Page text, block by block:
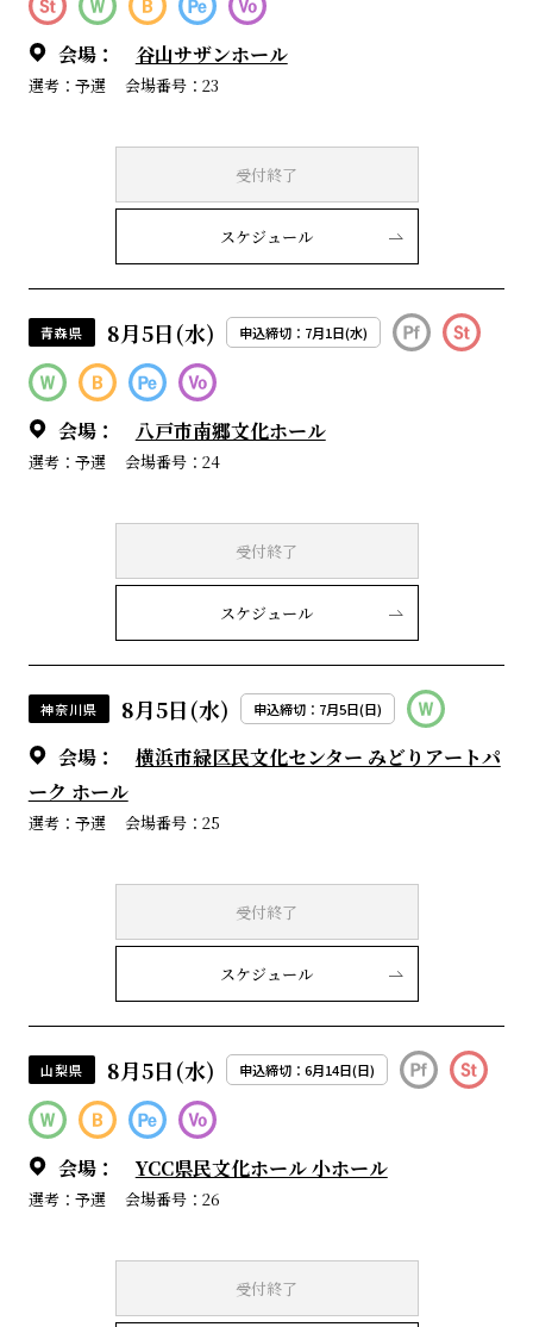
会場： 谷山サザンホール
選考：予選 会場番号：23
受付終了
スケジュール
青森県 8月5日(水) 申込締切：7月1日(水)
会場： 八戸市南郷文化ホール
選考：予選 会場番号：24
受付終了
スケジュール
神奈川県 8月5日(水) 申込締切：7月5日(日)
会場：
横浜市緑区民文化センター みどりアートパ
ーク ホール
選考：予選 会場番号：25
受付終了
スケジュール
山梨県 8月5日(水) 申込締切：6月14日(日)
会場： YCC県民文化ホール 小ホール
選考：予選 会場番号：26
受付終了